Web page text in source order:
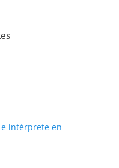
intérprete en